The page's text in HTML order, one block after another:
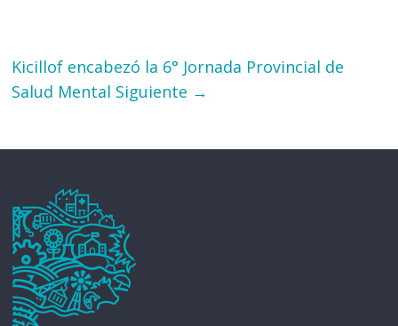
Kicillof encabezó la 6° Jornada Provincial de
Salud Mental Siguiente →